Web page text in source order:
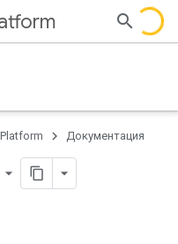
Документация